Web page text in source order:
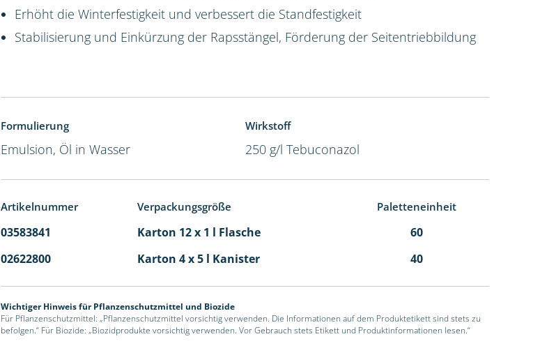
Erhöht die Winterfestigkeit und verbessert die Standfestigkeit
Stabilisierung und Einkürzung der Rapsstängel, Förderung der Seitentriebbildung
Formulierung
Emulsion, Öl in Wasser
Wirkstoff
250 g/l Tebuconazol
Artikelnummer Verpackungsgröße Paletteneinheit
03583841 Karton 12 x 1 l Flasche
60
02622800
Karton 4 x 5 l Kanister 40
Wichtiger Hinweis für Pflanzenschutzmittel und Biozide
Für Pflanzenschutzmittel: „Pflanzenschutzmittel vorsichtig verwenden. Die Informationen auf dem Produktetikett sind stets zu
befolgen.“ Für Biozide: „Biozidprodukte vorsichtig verwenden. Vor Gebrauch stets Etikett und Produktinformationen lesen.“